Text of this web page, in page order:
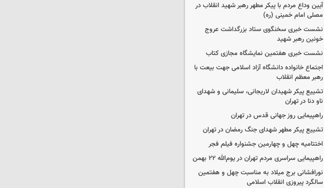
آیین وداع مردم با پیکر مطهر رهبر شهید انقلاب در
مصلی امام خمینی (ره)
نشست خبری سخنگوی ستاد بزرگداشت عروج
خونین رهبر شهید
نشست خبری هفتمین نمایشگاه مجازی کتاب
اجتماع خانواده دانشگاه آزاد اسلامی جهت بیعت با
رهبر معظم انقلاب
تشییع پیکر شهیدان لاریجانی، سلیمانی و شهدای
ناو دنا در تهران
راهپیمایی روز جهانی قدس در تهران
تشییع پیکر مطهر شهدای جنگ رمضان در تهران
اختتامیه چهل و چهارمین جشنواره فیلم فجر
راهپیمایی سراسری مردم تهران در یوم‌الله ۲۲ بهمن
نورافشانی برج میلاد به مناسبت چهل‌ و هفتمین
سالگرد پیروزی انقلاب اسلامی